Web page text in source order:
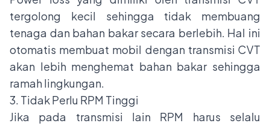
tergolong kecil sehingga tidak membuang
tenaga dan bahan bakar secara berlebih. Hal ini
otomatis membuat mobil dengan transmisi CVT
akan lebih menghemat bahan bakar sehingga
ramah lingkungan.
3. Tidak Perlu RPM Tinggi
Jika pada transmisi lain RPM harus selalu